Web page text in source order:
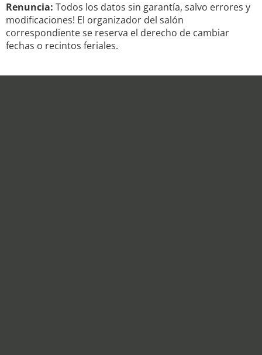
Renuncia: Todos los datos sin garantía, salvo errores y
modificaciones! El organizador del salón
correspondiente se reserva el derecho de cambiar
fechas o recintos feriales.